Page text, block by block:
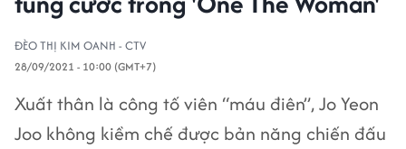
ĐÈO THỊ KIM OANH - CTV
28/09/2021 - 10:00 (GMT+7)
Xuất thân là công tố viên “máu điên”, Jo Yeon
Joo không kiềm chế được bản năng chiến đấu